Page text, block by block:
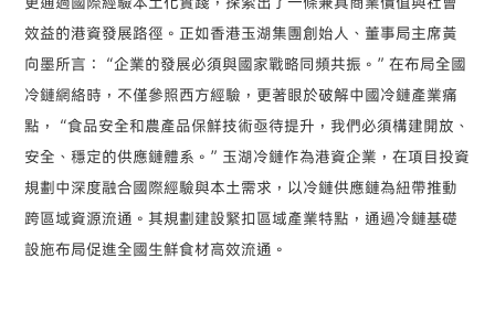
效益的港資發展路徑。正如香港玉湖集團創始人、董事局主席黃
向墨所言： “企業的發展必須與國家戰略同頻共振。 ”在布局全國
冷鏈網絡時，不僅參照西方經驗，更著眼於破解中國冷鏈產業痛
點， “食品安全和農產品保鮮技術亟待提升，我們必須構建開放、
安全、穩定的供應鏈體系。 ” 玉湖冷鏈作為港資企業，在項目投資
規劃中深度融合國際經驗與本土需求，以冷鏈供應鏈為紐帶推動
跨區域資源流通。其規劃建設緊扣區域產業特點，通過冷鏈基礎
設施布局促進全國生鮮食材高效流通。